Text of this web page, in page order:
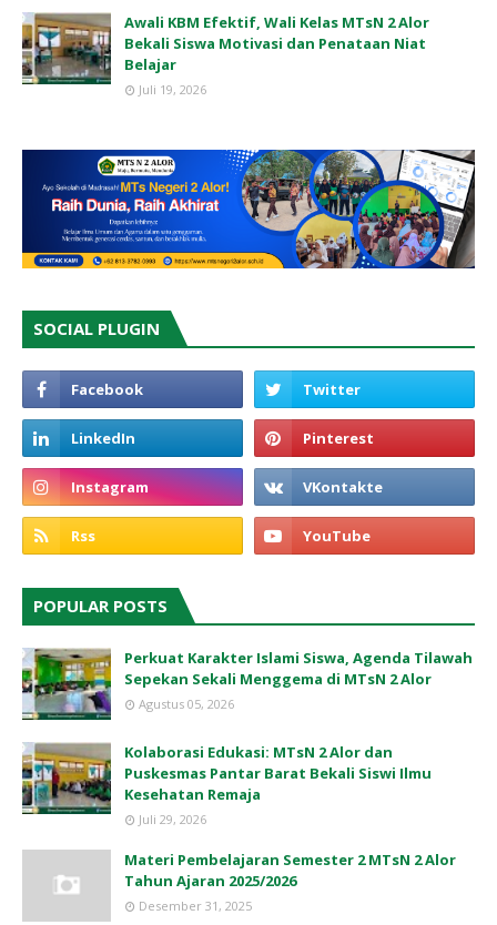
Awali KBM Efektif, Wali Kelas MTsN 2 Alor
Bekali Siswa Motivasi dan Penataan Niat
Belajar
Juli 19, 2026
SOCIAL PLUGIN
POPULAR POSTS
Perkuat Karakter Islami Siswa, Agenda Tilawah
Sepekan Sekali Menggema di MTsN 2 Alor
Agustus 05, 2026
Kolaborasi Edukasi: MTsN 2 Alor dan
Puskesmas Pantar Barat Bekali Siswi Ilmu
Kesehatan Remaja
Juli 29, 2026
Materi Pembelajaran Semester 2 MTsN 2 Alor
Tahun Ajaran 2025/2026
Desember 31, 2025